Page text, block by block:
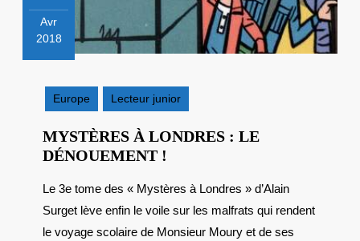
Avr
2018
2018
Europe
Lecteur junior
MYSTÈRES À LONDRES : LE
DÉNOUEMENT !
LONDRES
:
LE
Le 3e tome des « Mystères à Londres » d’Alain
Surget lève enfin le voile sur les malfrats qui rendent
le voyage scolaire de Monsieur Moury et de ses